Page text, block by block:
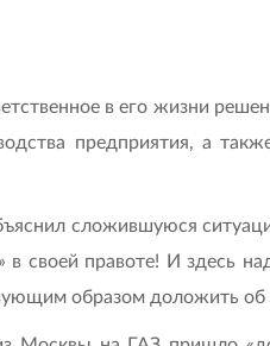
в его жизни
предприятия, а
сложившуюся
в своей правоте! И здесь
образом доложить